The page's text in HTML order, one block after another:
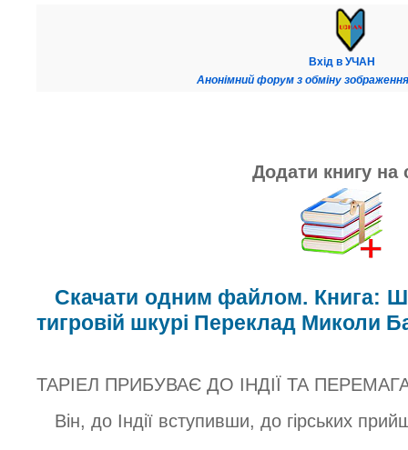
Вхід в УЧАН
Анонімний форум з обміну
Додати книгу на
Скачати одним файлом. Книга:
тигровій шкурі Переклад Миколи
ТАРІЕЛ ПРИБУВАЄ ДО ІНДІЇ ТА
Він, до Індії вступивши, до гірських